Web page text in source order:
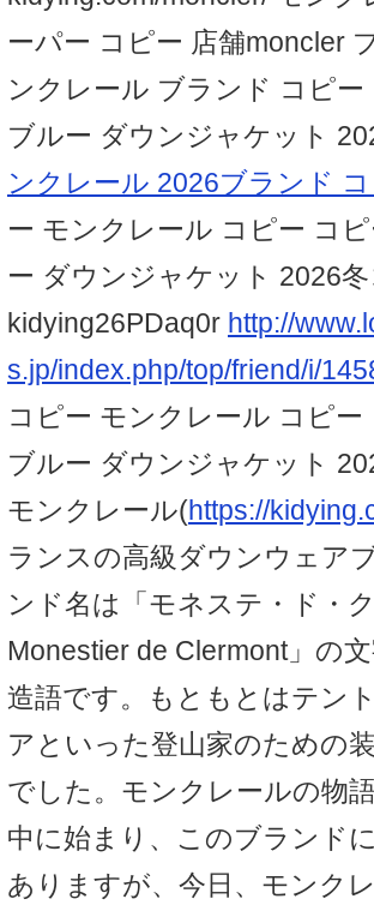
ーパー コピー 店舗moncler
ンクレール ブランド コピ
ブルー ダウンジャケット
ンクレール 2026ブランド
ー モンクレール コピー コ
ー ダウンジャケット 2026
kidying26PDaq0r http://
s.jp/index.php/top/friend/i/
コピー モンクレール コピ
ブルー ダウンジャケット
モンクレール(https://
ランスの高級ダウンウェア
ンド名は「モネステ・ド・
Monestier de Clermont」の
造語です。もともとはテン
アといった登山家のための
でした。モンクレールの物
中に始まり、このブランド
ありますが、今日、モンク